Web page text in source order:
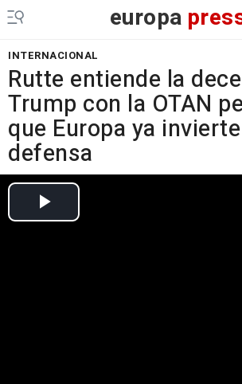
europa
INTERNACIONAL
Rutte entiende la
Trump con la OTAN
que Europa ya
defensa